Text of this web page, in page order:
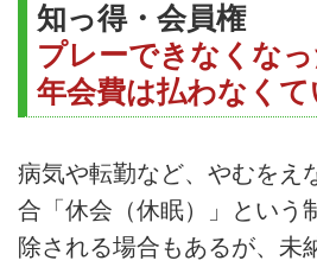
知っ得・会員権
プレーできなくな
年会費は払わなく
病気や転勤など、やむをえ
合「休会（休眠）」という
除される場合もあるが、未